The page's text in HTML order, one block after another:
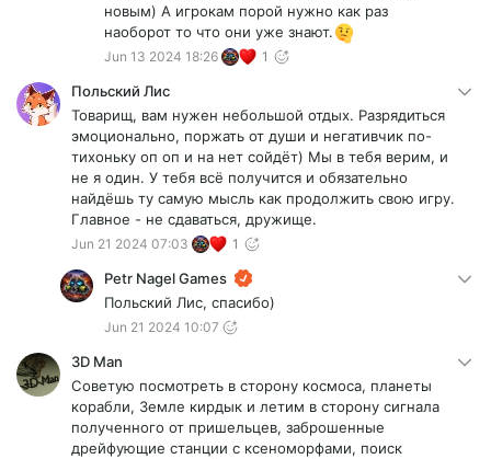
новым) А игрокам порой нужно как раз
наоборот то что они уже знают.
Jun 13 2024 18:26 1
Польский Лис
Товарищ, вам нужен небольшой отдых. Разрядиться
эмоционально, поржать от души и негативчик по-
тихоньку оп оп и на нет сойдёт) Мы в тебя верим, и
не я один. У тебя всё получится и обязательно
найдёшь ту самую мысль как продолжить свою игру.
Главное - не сдаваться, дружище.
Jun 21 2024 07:03 1
Petr Nagel Games
Польский Лис, спасибо)
Jun 21 2024 10:07
3D Man
Советую посмотреть в сторону космоса, планеты
корабли, Земле кирдык и летим в сторону сигнала
полученного от пришельцев, заброшенные
дрейфующие станции с ксеноморфами, поиск